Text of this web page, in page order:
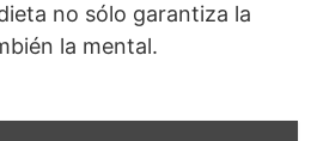
no sólo garantiza la
la mental.